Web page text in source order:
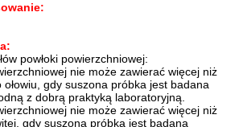
powłoki powierzchniowej:
nie może zawierać więcej niż
ołowiu, gdy suszona próbka jest badana
z dobrą praktyką laboratoryjną.
nie może zawierać więcej niż
gdy suszona próbka jest badana